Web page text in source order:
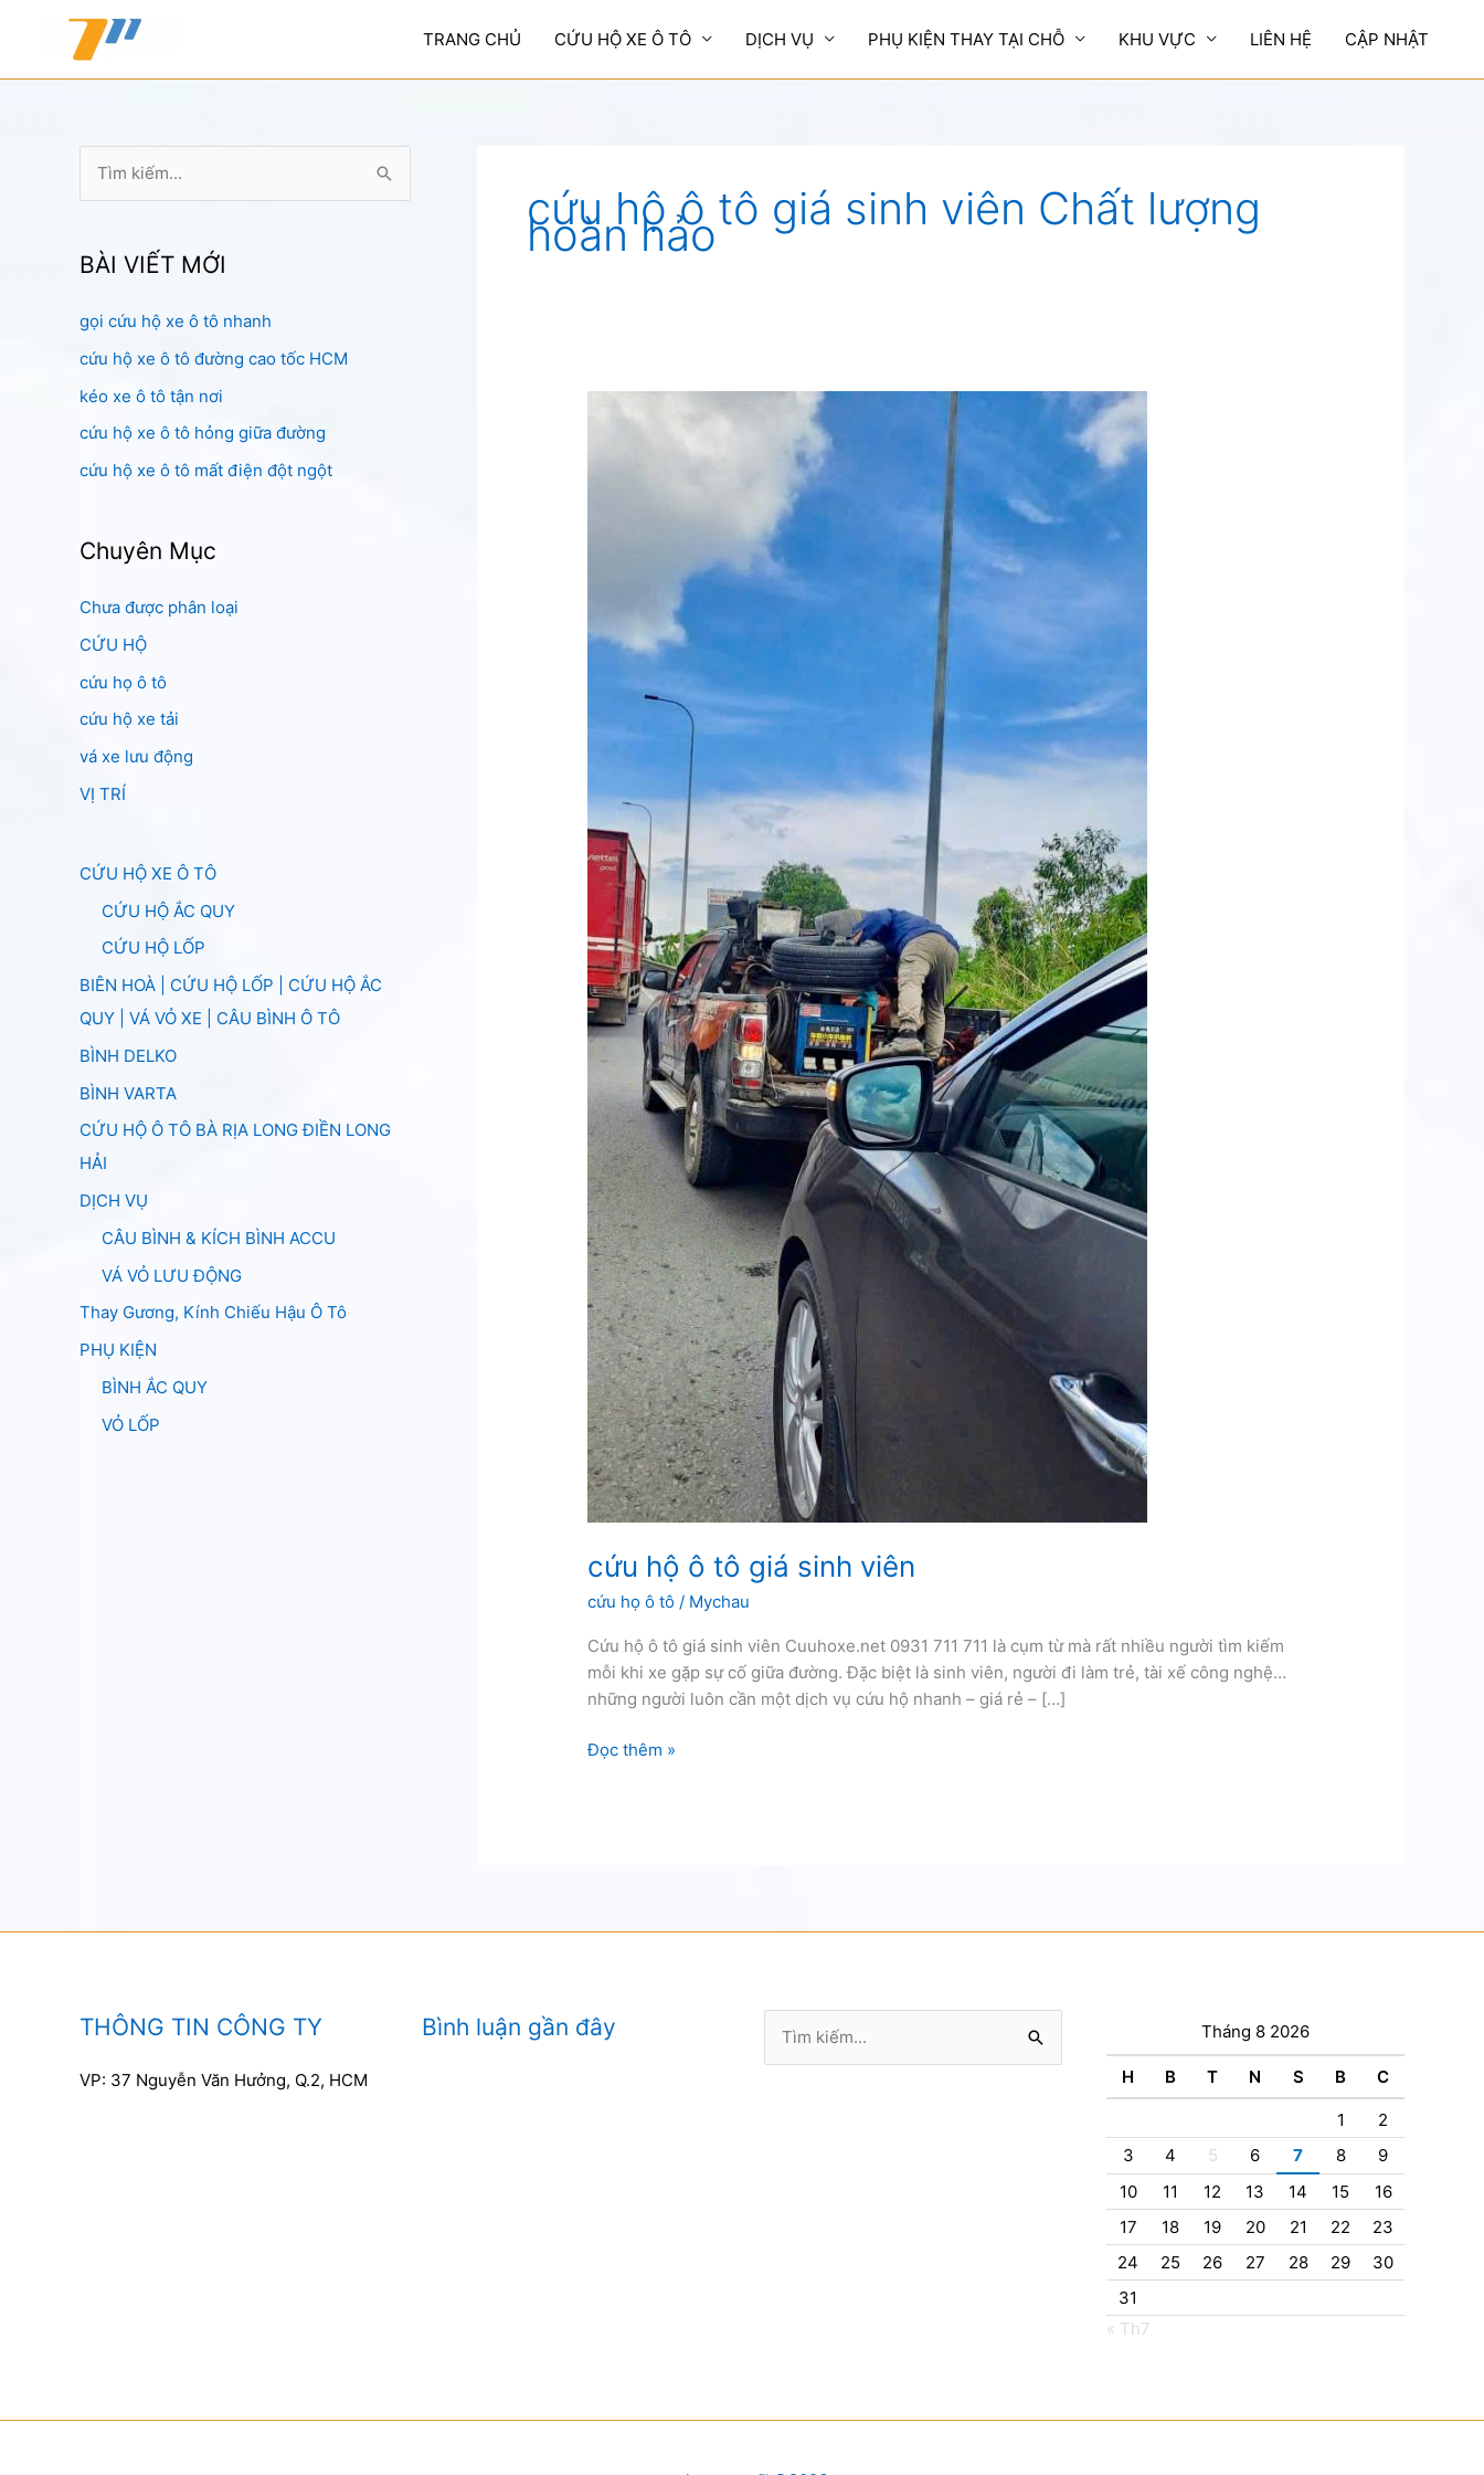
TRANG CHỦ CỨU HỘ XE Ô TÔ DỊCH VỤ PHỤ KIỆN THAY TẠI CHỖ KHU VỰC LIÊN HỆ CẬP NHẬT
k
ế
m
:
BÀI VIẾT MỚI
gọi cứu hộ xe ô tô nhanh
cứu hộ xe ô tô đường cao tốc HCM
kéo xe ô tô tận nơi
cứu hộ xe ô tô hỏng giữa đường
cứu hộ xe ô tô mất điện đột ngột
Chuyên Mục
Chưa được phân loại
CỨU HỘ
cứu họ ô tô
cứu hộ xe tải
vá xe lưu động
VỊ TRÍ
CỨU HỘ XE Ô TÔ
CỨU HỘ ẮC QUY
CỨU HỘ LỐP
BIÊN HOÀ | CỨU HỘ LỐP | CỨU HỘ ẮC
QUY | VÁ VỎ XE | CÂU BÌNH Ô TÔ
BÌNH DELKO
BÌNH VARTA
CỨU HỘ Ô TÔ BÀ RỊA LONG ĐIỀN LONG
HẢI
DỊCH VỤ
CÂU BÌNH & KÍCH BÌNH ACCU
VÁ VỎ LƯU ĐỘNG
Thay Gương, Kính Chiếu Hậu Ô Tô
PHỤ KIỆN
BÌNH ẮC QUY
VỎ LỐP
cứu hộ ô tô giá sinh viên Chất lượng
hoàn hảo
cứu hộ ô tô giá sinh viên
cứu họ ô tô / Mychau
Cứu hộ ô tô giá sinh viên Cuuhoxe.net 0931 711 711 là cụm từ mà rất nhiều người tìm kiếm
mỗi khi xe gặp sự cố giữa đường. Đặc biệt là sinh viên, người đi làm trẻ, tài xế công nghệ…
những người luôn cần một dịch vụ cứu hộ nhanh – giá rẻ – […]
cứu
Đọc thêm »
THÔNG TIN CÔNG TY
VP: 37 Nguyễn Văn Hưởng, Q.2, HCM
Bình luận gần đây
kiếm:
Tháng 8 2026
H B T N S B C
1
2
3
4 5 6 7 8
9
10
11 12 13 14 15
16
17
18 19 20 21 22
23
24
25 26 27 28 29
30
31
« Th7